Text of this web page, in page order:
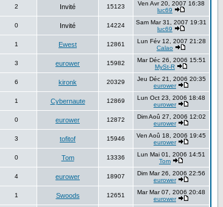
2 Invité 15123
Ven Avr 20, 2007 16:38
luc69
0 Invité 14224
Sam Mar 31, 2007 19:31
luc69
1 Ewest 12861
Lun Fév 12, 2007 21:28
Calao
3 eurower 15982
Mar Déc 26, 2006 15:51
MySt-R
6 kironk 20329
Jeu Déc 21, 2006 20:35
eurower
1 Cybernaute 12869
Lun Oct 23, 2006 18:48
eurower
0 eurower 12872
Dim Aoû 27, 2006 12:02
eurower
3 tofitof 15946
Ven Aoû 18, 2006 19:45
eurower
0 Tom 13336
Lun Mai 01, 2006 14:51
Tom
4 eurower 18907
Dim Mar 26, 2006 22:56
eurower
1 Swoods 12651
Mar Mar 07, 2006 20:48
eurower